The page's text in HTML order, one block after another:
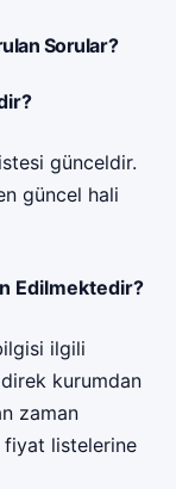
Sorular?
günceldir.
güncel hali
Edilmektedir?
ilgili
kurumdan
zaman
listelerine